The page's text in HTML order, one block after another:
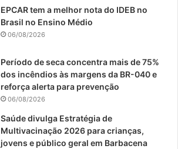
b
o
o
k
u
e
a
r
a
EPCAR tem a melhor nota do IDEB no
Brasil no Ensino Médio
06/08/2026
Período de seca concentra mais de 75%
dos incêndios às margens da BR-040 e
reforça alerta para prevenção
06/08/2026
Saúde divulga Estratégia de
Multivacinação 2026 para crianças,
jovens e público geral em Barbacena